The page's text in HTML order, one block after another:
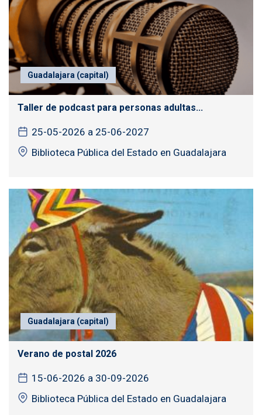
Guadalajara (capital)
Taller de podcast para personas adultas...
25-05-2026 a 25-06-2027
Biblioteca Pública del Estado en Guadalajara
Guadalajara (capital)
Verano de postal 2026
15-06-2026 a 30-09-2026
Biblioteca Pública del Estado en Guadalajara